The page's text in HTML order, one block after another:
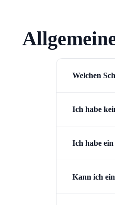
Welchen
Ich habe
Ich habe
Kann ich